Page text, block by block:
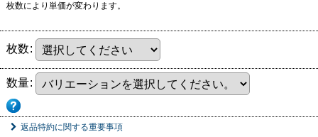
枚数により単価が変わります。
枚数:
数量:
返品特約に関する重要事項